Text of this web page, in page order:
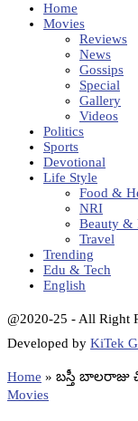
Home
Movies
Reviews
News
Gossips
Special
Gallery
Videos
Politics
Sports
Devotional
Life Style
Food &
NRI
Beauty &
Travel
Trending
Edu & Tech
English
@2020-25 - All Right
Developed by KiTek
Home » బస్తీ బాలరాజు
Movies